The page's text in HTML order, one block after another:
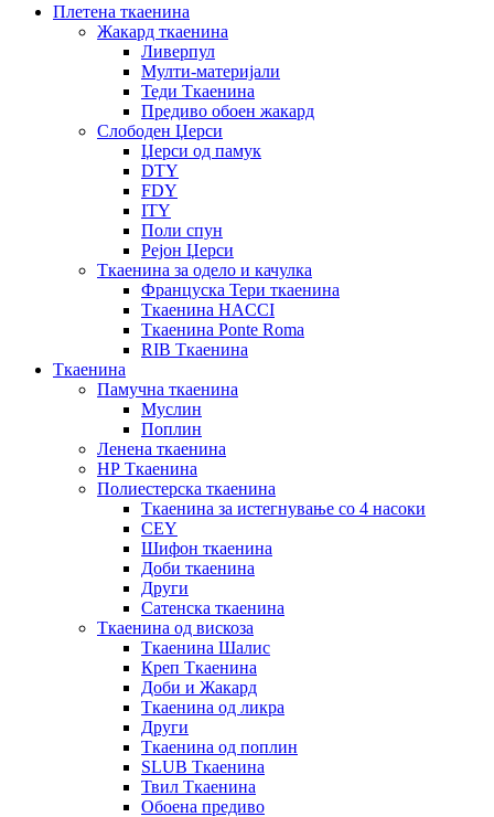
Плетена ткаенина
Жакард ткаенина
Ливерпул
Мулти-материјали
Теди Ткаенина
Предиво обоен жакард
Слободен Џерси
Џерси од памук
DTY
FDY
ITY
Поли спун
Рејон Џерси
Ткаенина за одело и качулка
Француска Тери ткаенина
Ткаенина HACCI
Ткаенина Ponte Roma
RIB Ткаенина
Ткаенина
Памучна ткаенина
Муслин
Поплин
Ленена ткаенина
НР Ткаенина
Полиестерска ткаенина
Ткаенина за истегнување со 4 насоки
CEY
Шифон ткаенина
Доби ткаенина
Други
Сатенска ткаенина
Ткаенина од вискоза
Ткаенина Шалис
Креп Ткаенина
Доби и Жакард
Ткаенина од ликра
Други
Ткаенина од поплин
SLUB Ткаенина
Твил Ткаенина
Обоена предиво